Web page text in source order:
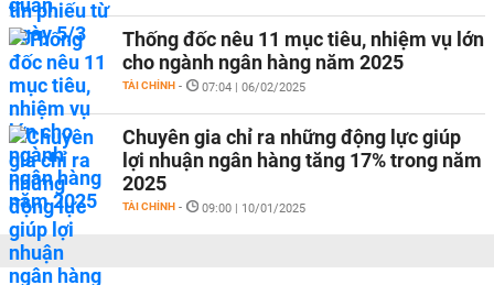
Thống đốc nêu 11 mục tiêu, nhiệm vụ lớn
cho ngành ngân hàng năm 2025
TÀI CHÍNH - 07:04 | 06/02/2025
Chuyên gia chỉ ra những động lực giúp
lợi nhuận ngân hàng tăng 17% trong năm
2025
TÀI CHÍNH - 09:00 | 10/01/2025